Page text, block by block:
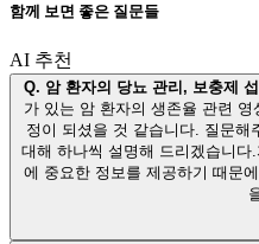
함께 보면 좋은 질문들
AI 추천
Q. 암 환자의 당뇨 관리, 보충제
가 있는 암 환자의 생존율 관련
정이 되셨을 것 같습니다. 질문해
대해 하나씩 설명해 드리겠습니
에 중요한 정보를 제공하기 때문